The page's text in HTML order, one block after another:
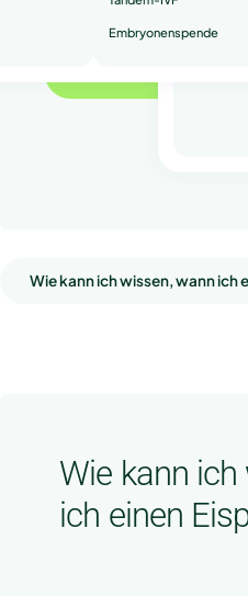
Embryonenspende
Wie kann ich wissen, wann ich
Wie kann
ich einen